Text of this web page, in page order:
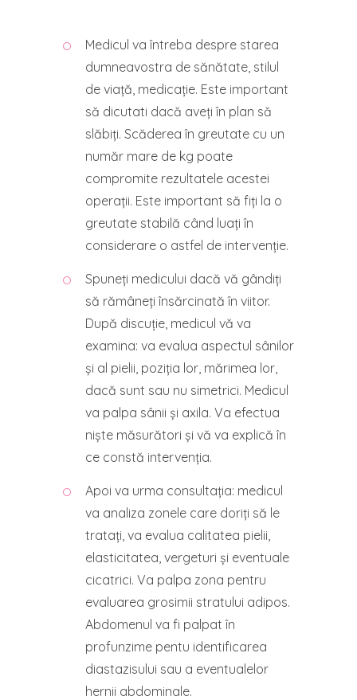
Medicul va întreba despre starea
dumneavostra de sănătate, stilul
de viață, medicație. Este important
să dicutati dacă aveți în plan să
slăbiți. Scăderea în greutate cu un
număr mare de kg poate
compromite rezultatele acestei
operații. Este important să fiți la o
greutate stabilă când luați în
considerare o astfel de intervenție.
Spuneți medicului dacă vă gândiți
să rămâneți însărcinată în viitor.
După discuție, medicul vă va
examina: va evalua aspectul sânilor
și al pielii, poziția lor, mărimea lor,
dacă sunt sau nu simetrici. Medicul
va palpa sânii și axila. Va efectua
niște măsurători și vă va explică în
ce constă intervenția.
Apoi va urma consultația: medicul
va analiza zonele care doriți să le
tratați, va evalua calitatea pielii,
elasticitatea, vergeturi și eventuale
cicatrici. Va palpa zona pentru
evaluarea grosimii stratului adipos.
Abdomenul va fi palpat în
profunzime pentu identificarea
diastazisului sau a eventualelor
hernii abdominale.